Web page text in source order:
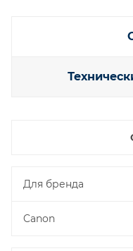
Для бренда
Canon